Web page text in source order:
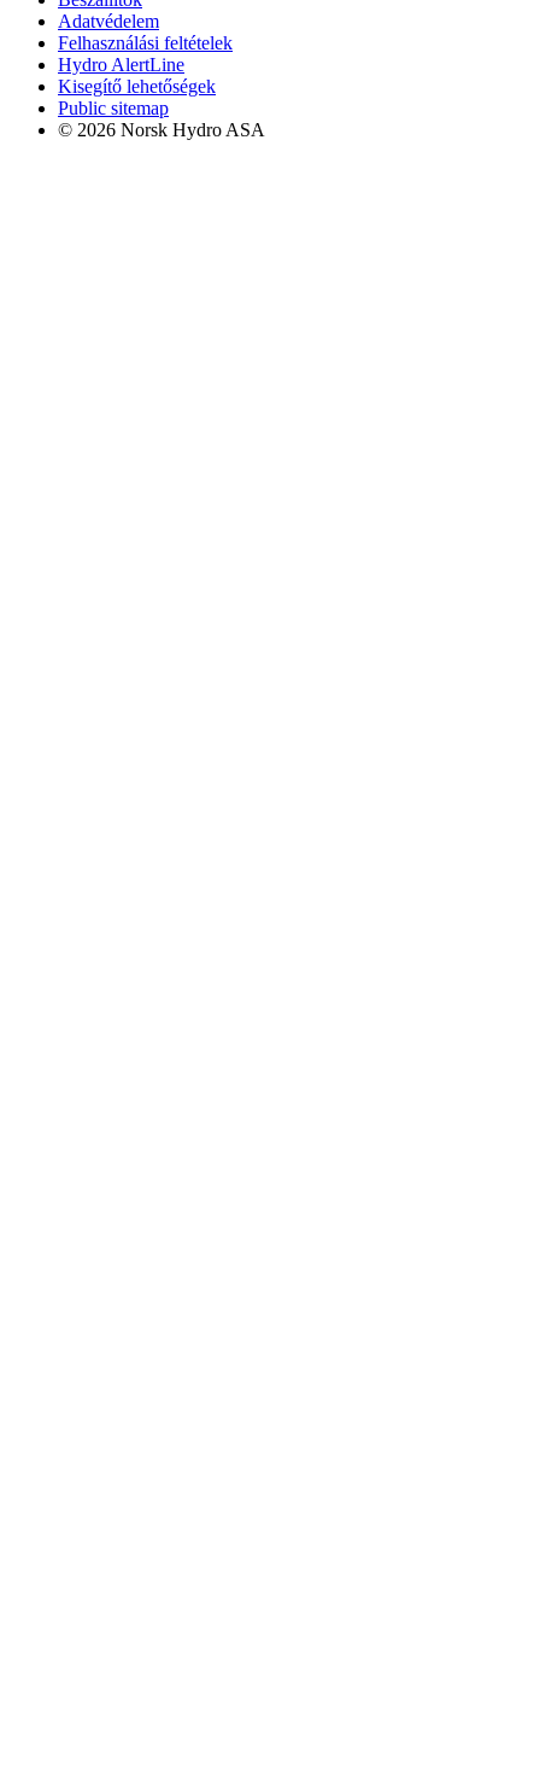
Adatvédelem
Felhasználási feltételek
Hydro AlertLine
Kisegítő lehetőségek
Public sitemap
© 2026 Norsk Hydro ASA